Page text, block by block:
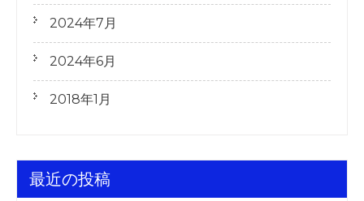
2024年7月
2024年6月
2018年1月
最近の投稿